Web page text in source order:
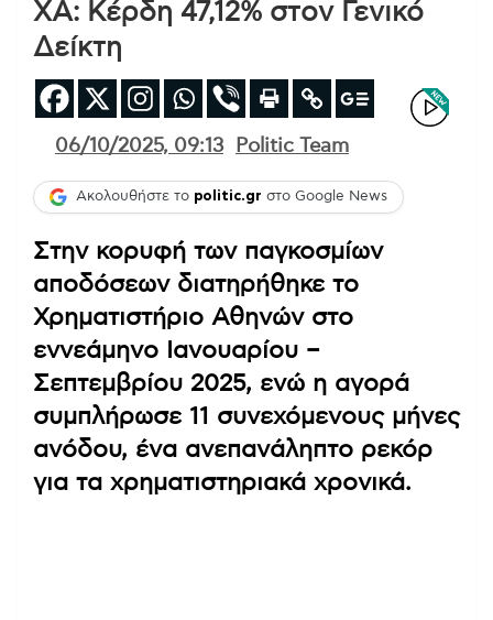
ΧΑ: Κέρδη 47,12% στον Γενικό
Δείκτη
06/10/2025, 09:13 Politic Team
Ακολουθήστε το politic.gr στο Google News
Στην κορυφή των παγκοσμίων
αποδόσεων διατηρήθηκε το
Χρηματιστήριο Αθηνών στο
εννεάμηνο Ιανουαρίου –
Σεπτεμβρίου 2025, ενώ η αγορά
συμπλήρωσε 11 συνεχόμενους μήνες
ανόδου, ένα ανεπανάληπτο ρεκόρ
για τα χρηματιστηριακά χρονικά.